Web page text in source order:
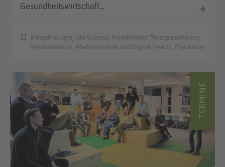
Gesundheitswirtschaft…
Biotechnologie, Life Science, Medizinische Therapiesoftware,
Medizintechnik, Medizintechnik und Digital Health, Pharmazie
TERMINE